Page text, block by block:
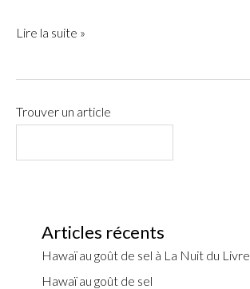
Lire la suite »
Trouver un article
Articles récents
Hawaï au goût de sel à La Nuit du Livre
Hawaï au goût de sel